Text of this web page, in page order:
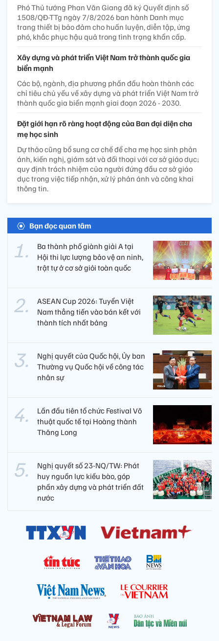
Phó Thủ tướng Phan Văn Giang đã ký Quyết định số
1508/QĐ-TTg ngày 7/8/2026 ban hành Danh mục
trang thiết bị bảo đảm cho huấn luyện, diễn tập, ứng
phó, khắc phục hậu quả trong tình trạng khẩn cấp.
Xây dựng và phát triển Việt Nam trở thành quốc gia
biển mạnh
Các bộ, ngành, địa phương phấn đấu hoàn thành các
chỉ tiêu chủ yếu về xây dựng và phát triển Việt Nam trở
thành quốc gia biển mạnh giai đoạn 2026 - 2030.
Đặt giới hạn rõ ràng hoạt động của Ban đại diện cha
mẹ học sinh
Dự thảo cũng bổ sung cơ chế để cha mẹ học sinh phản
ánh, kiến nghị, giám sát và đối thoại với cơ sở giáo dục;
quy định trách nhiệm của người đứng đầu cơ sở giáo
dục trong việc tiếp nhận, xử lý phản ánh và công khai
thông tin.
Bạn đọc quan tâm
Ba thành phố giành giải A tại
Hội thi lực lượng bảo vệ an ninh,
trật tự ở cơ sở giỏi toàn quốc
ASEAN Cup 2026: Tuyển Việt
Nam thẳng tiến vào bán kết với
thành tích nhất bảng
Nghị quyết của Quốc hội, Ủy ban
Thường vụ Quốc hội về công tác
nhân sự
Lần đầu tiên tổ chức Festival Võ
thuật quốc tế tại Hoàng thành
Thăng Long
Nghị quyết số 23-NQ/TW: Phát
huy nguồn lực kiều bào, góp
phần xây dựng và phát triển đất
nước